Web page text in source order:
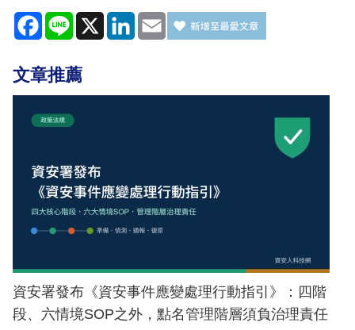
Facebook
Line X LinkedIn
Email
文章推薦
資安署發布《資安事件應變處理行動指引》：四階
段、六情境SOP之外，點名管理階層須負治理責任